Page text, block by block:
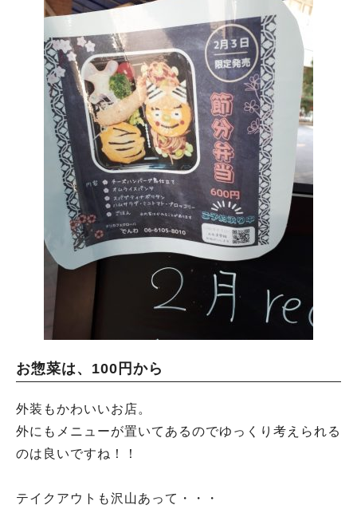
お惣菜は、100円から
外装もかわいいお店。
外にもメニューが置いてあるのでゆっくり考えられる
のは良いですね！！
テイクアウトも沢山あって・・・